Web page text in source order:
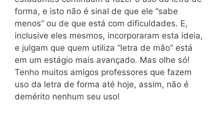
forma, e isto não é sinal de que ele “sabe
menos” ou de que está com dificuldades. E,
inclusive eles mesmos, incorporaram esta ideia,
e julgam que quem utiliza “letra de mão” está
em um estágio mais avançado. Mas olhe só!
Tenho muitos amigos professores que fazem
uso da letra de forma até hoje, assim, não é
demérito nenhum seu uso!